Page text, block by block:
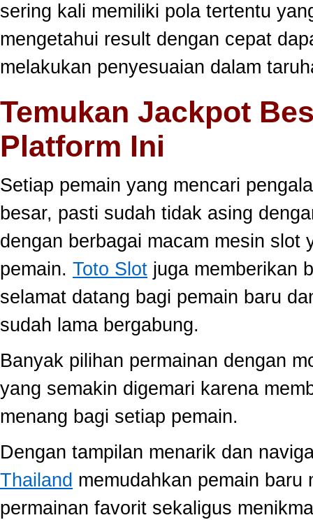
sering kali memiliki pola tertentu
mengetahui result dengan cepat
melakukan penyesuaian dalam
Temukan Jackpot
Platform Ini
Setiap pemain yang mencari
besar, pasti sudah tidak asing
dengan berbagai macam mesin slot
pemain. Toto Slot juga memberikan
selamat datang bagi pemain baru
sudah lama bergabung.
Banyak pilihan permainan dengan
yang semakin digemari karena
menang bagi setiap pemain.
Dengan tampilan menarik dan
Thailand memudahkan pemain baru
permainan favorit sekaligus